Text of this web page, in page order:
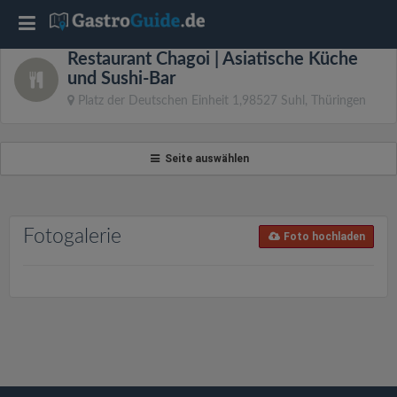
Restaurant Chagoi | Asiatische Küche
und Sushi-Bar
Platz der Deutschen Einheit 1,98527 Suhl, Thüringen
Seite auswählen
Fotogalerie Foto hochladen
T
o